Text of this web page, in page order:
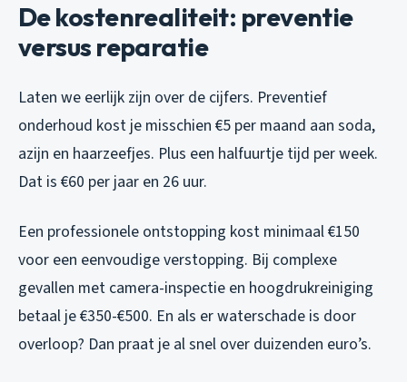
De kostenrealiteit: preventie
versus reparatie
Laten we eerlijk zijn over de cijfers. Preventief
onderhoud kost je misschien €5 per maand aan soda,
azijn en haarzeefjes. Plus een halfuurtje tijd per week.
Dat is €60 per jaar en 26 uur.
Een professionele ontstopping kost minimaal €150
voor een eenvoudige verstopping. Bij complexe
gevallen met camera-inspectie en hoogdrukreiniging
betaal je €350-€500. En als er waterschade is door
overloop? Dan praat je al snel over duizenden euro’s.